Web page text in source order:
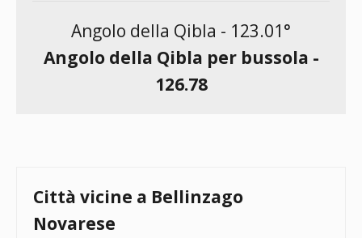
Angolo della Qibla - 123.01°
Angolo della Qibla per bussola -
126.78
Città vicine a Bellinzago
Novarese